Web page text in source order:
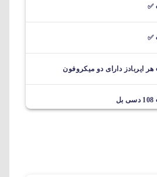
✅
✅
هر ایربادز دارای دو میکروفون
108 دسی بل